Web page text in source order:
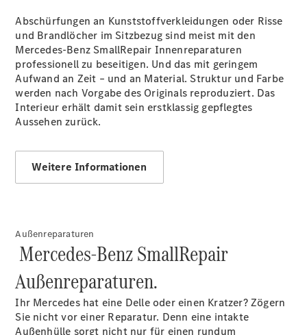
SmallRepair
Rücknahme
und
Garantie-
Pakete
Mobile
Service
Fleet
Abschürfungen an Kunststoffverkleidungen oder Risse
und Brandlöcher im Sitzbezug sind meist mit den
Mercedes-Benz SmallRepair Innenreparaturen
professionell zu beseitigen. Und das mit geringem
Aufwand an Zeit – und an Material. Struktur und Farbe
werden nach Vorgabe des Originals reproduziert. Das
Interieur erhält damit sein erstklassig gepflegtes
Aussehen zurück.
Weitere Informationen
Außenreparaturen
Mercedes-Benz SmallRepair
Außenreparaturen.
Ihr Mercedes hat eine Delle oder einen Kratzer? Zögern
Sie nicht vor einer Reparatur. Denn eine intakte
Außenhülle sorgt nicht nur für einen rundum